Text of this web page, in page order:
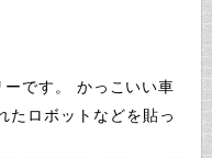
たロボットなどを貼っ